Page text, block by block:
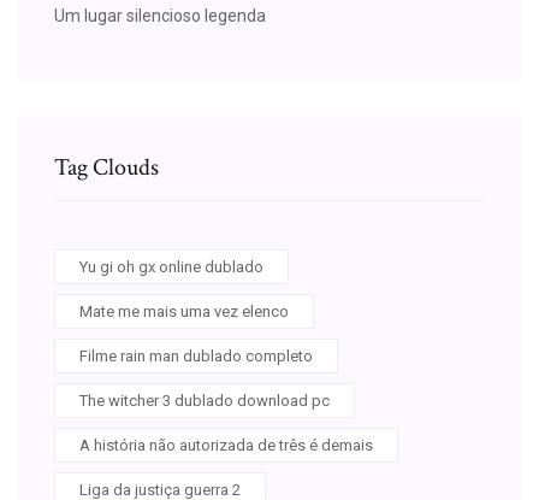
Um lugar silencioso legenda
Tag Clouds
Yu gi oh gx online dublado
Mate me mais uma vez elenco
Filme rain man dublado completo
The witcher 3 dublado download pc
A história não autorizada de três é demais
Liga da justiça guerra 2